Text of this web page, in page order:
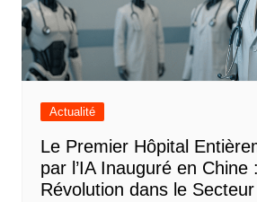
Actualité
Le Premier Hôpital
par l’IA Inauguré en Chine
Révolution dans le